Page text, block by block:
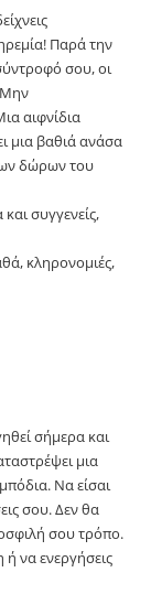
Παρά την
σου, οι
Μην
αιφνίδια
μια βαθιά ανάσα
δώρων του
συγγενείς,
κληρονομιές,
σήμερα και
μια
Να είσαι
σου. Δεν θα
σου τρόπο.
να ενεργήσεις